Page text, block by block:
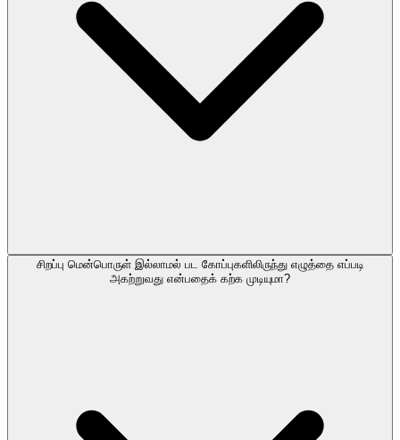
சிறப்பு மென்பொருள் இல்லாமல் பட கோப்புகளிலிருந்து எழுத்தை எப்படி
அகற்றுவது என்பதைக் கற்க முடியுமா?